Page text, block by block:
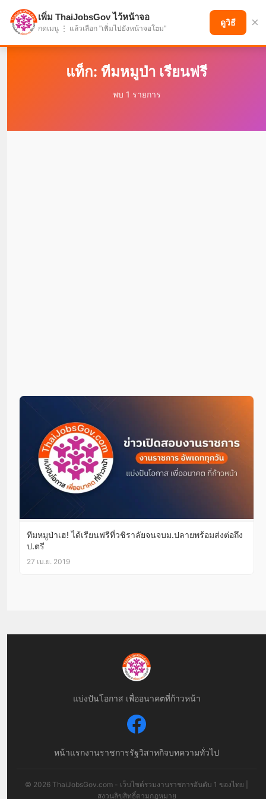
แบ่งปันโอกาส เพื่ออนาคตที่ก้าวหน้า
แท็ก: ทีมหมูป่า เรียนฟรี
พบ 1 รายการ
ทีมหมูป่าเฮ! ได้เรียนฟรีที่วชิราลัยจนจบม.ปลายพร้อมส่งต่อถึง
ป.ตรี
27 เม.ย. 2019
แบ่งปันโอกาส เพื่ออนาคตที่ก้าวหน้า
หน้าแรกงานราชการรัฐวิสาหกิจบทความทั่วไป
© 2026 ThaiJobsGov.com - เว็บไซต์รวมงานราชการอันดับ 1 ของไทย |
สงวนลิขสิทธิ์ตามกฎหมาย
เพิ่ม ThaiJobsGov ไว้หน้าจอ
กดเมนู ⋮ แล้วเลือก "เพิ่มไปยังหน้าจอโฮม"
ดูวิธี ×